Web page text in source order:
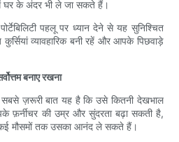
घर के अंदर भी ले जा सकते हैं।
पहलू पर ध्यान देने से यह सुनिश्चित
​​व्यावहारिक बनी रहें और आपके पिछवाड़े
बनाए रखना
ज़रूरी बात यह है कि उसे कितनी देखभाल
की उम्र और सुंदरता बढ़ा सकती है,
मौसमों तक उसका आनंद ले सकते हैं।